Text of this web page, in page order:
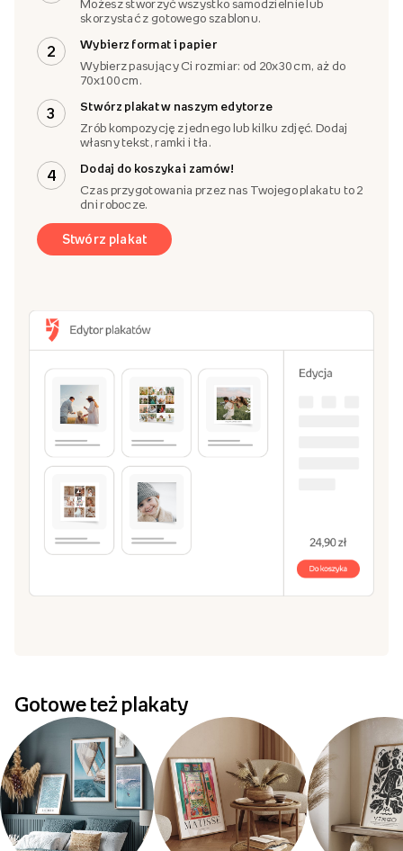
Możesz stworzyć wszystko samodzielnie lub
skorzystać z gotowego szablonu.
2
Wybierz format i papier
Wybierz pasujący Ci rozmiar: od 20x30 cm, aż do
70x100 cm.
3
Stwórz plakat w naszym edytorze
Zrób kompozycję z jednego lub kilku zdjęć. Dodaj
własny tekst, ramki i tła.
4
Dodaj do koszyka i zamów!
Czas przygotowania przez nas Twojego plakatu to 2
dni robocze.
Stwórz plakat
Gotowe też plakaty